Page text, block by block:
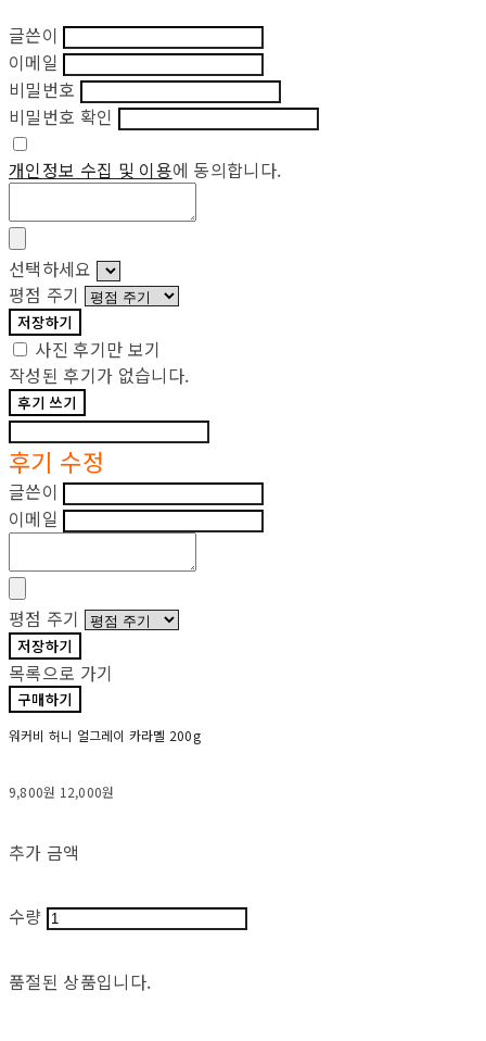
글쓴이
이메일
비밀번호
비밀번호 확인
개인정보 수집 및 이용에 동의합니다.
선택하세요
평점 주기
저장하기
사진 후기만 보기
작성된 후기가 없습니다.
후기 쓰기
후기 수정
글쓴이
이메일
평점 주기
저장하기
목록으로 가기
구매하기
워커비 허니 얼그레이 카라멜 200g
9,800원 12,000원
추가 금액
수량
품절된 상품입니다.